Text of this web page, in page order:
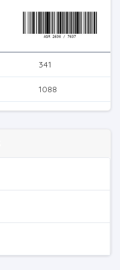
341
1088